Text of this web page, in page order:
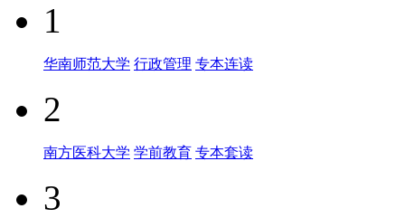
1
华南师范大学 行政管理 专本连读
2
南方医科大学 学前教育 专本套读
3